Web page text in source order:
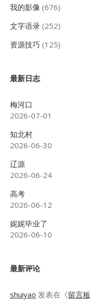
我的影像 (676)
文字语录 (252)
资源技巧 (125)
最新日志
梅河口
2026-07-01
知北村
2026-06-30
辽源
2026-06-24
高考
2026-06-12
妮妮毕业了
2026-06-10
最新评论
shuiyao 发表在《留言板